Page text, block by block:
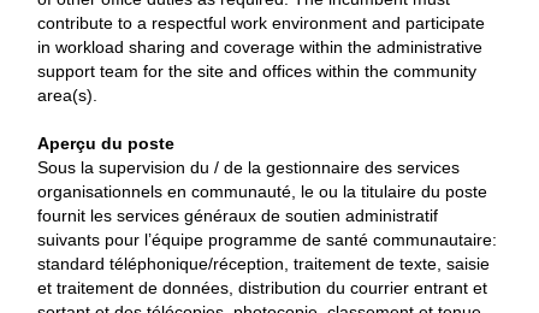
contribute to a respectful work environment and participate
in workload sharing and coverage within the administrative
support team for the site and offices within the community
area(s).
Aperçu du poste
Sous la supervision du / de la gestionnaire des services
organisationnels en communauté, le ou la titulaire du poste
fournit les services généraux de soutien administratif
suivants pour l’équipe programme de santé communautaire:
standard téléphonique/réception, traitement de texte, saisie
et traitement de données, distribution du courrier entrant et